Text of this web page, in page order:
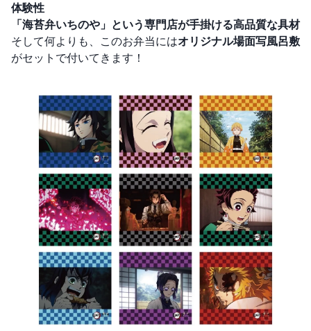
体験性
「海苔弁いちのや」という専門店が手掛ける高品質な具材
そして何よりも、このお弁当にはオリジナル場面写風呂敷
がセットで付いてきます！